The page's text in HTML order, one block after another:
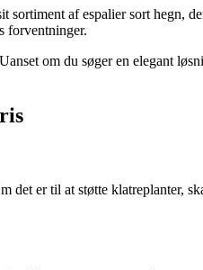
af espalier sort hegn,
forventninger.
om du søger en elegant
det er til at støtte klatreplanter,